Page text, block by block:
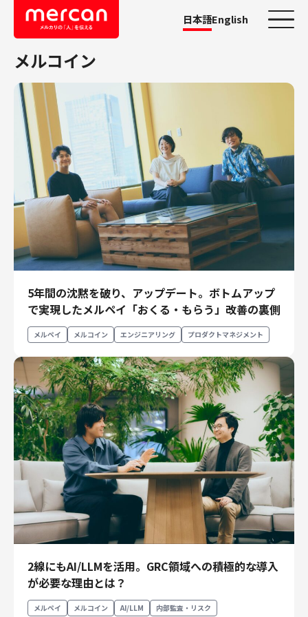
日本語English
カテゴリーから探す
会社・事業
鹿島アントラーズ
Ads
メルカリ
メルペイ
メルコイン
メルカリShops
メルカリR4Dラボ
職種
コーポレートエンジニアリング
セキュリティエンジニアリング
プロダクト・ビジネス
経営・事業企画
事業開発
カスタマーサービス
営業
マーケティング・PR
プロダクトマネジメント
データアナリティクス
プロダクトデザイン
クリエイティブ
コーポレート
メルコイン
5年間の沈黙を破り、アップデート。ボトムアップ
で実現したメルペイ「おくる・もらう」改善の裏側
メルペイ メルコイン エンジニアリング プロダクトマネジメント
2線にもAI/LLMを活用。GRC領域への積極的な導入
が必要な理由とは？
メルペイ メルコイン AI/LLM 内部監査・リスク